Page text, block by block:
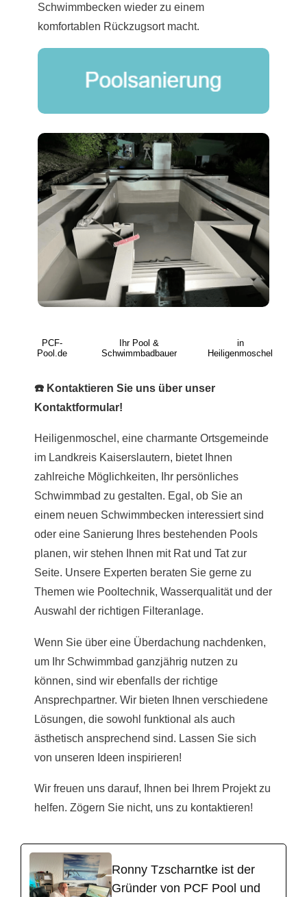
Schwimmbecken wieder zu einem
komfortablen Rückzugsort macht.
PCF-
Pool.de
Ihr Pool &
Schwimmbadbauer
in
Heiligenmoschel
☎️ Kontaktieren Sie uns über unser
Kontaktformular!
Heiligenmoschel, eine charmante Ortsgemeinde
im Landkreis Kaiserslautern, bietet Ihnen
zahlreiche Möglichkeiten, Ihr persönliches
Schwimmbad zu gestalten. Egal, ob Sie an
einem neuen Schwimmbecken interessiert sind
oder eine Sanierung Ihres bestehenden Pools
planen, wir stehen Ihnen mit Rat und Tat zur
Seite. Unsere Experten beraten Sie gerne zu
Themen wie Pooltechnik, Wasserqualität und der
Auswahl der richtigen Filteranlage.
Wenn Sie über eine Überdachung nachdenken,
um Ihr Schwimmbad ganzjährig nutzen zu
können, sind wir ebenfalls der richtige
Ansprechpartner. Wir bieten Ihnen verschiedene
Lösungen, die sowohl funktional als auch
ästhetisch ansprechend sind. Lassen Sie sich
von unseren Ideen inspirieren!
Wir freuen uns darauf, Ihnen bei Ihrem Projekt zu
helfen. Zögern Sie nicht, uns zu kontaktieren!
Ronny Tzscharntke ist der
Gründer von PCF Pool und